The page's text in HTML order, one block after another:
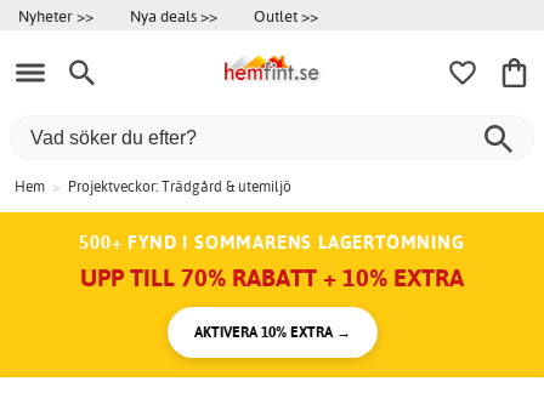
Nyheter >> Nya deals >> Outlet >>
Hem > Projektveckor: Trädgård & utemiljö
500+ FYND I SOMMARENS LAGERTÖMNING
UPP TILL 70% RABATT + 10% EXTRA
AKTIVERA 10% EXTRA →